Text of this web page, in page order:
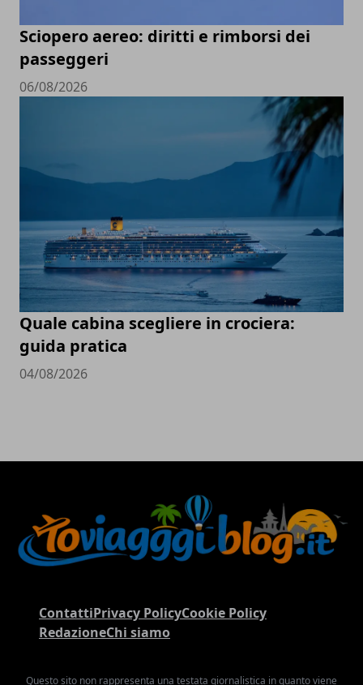
Sciopero aereo: diritti e rimborsi dei
passeggeri
06/08/2026
Quale cabina scegliere in crociera:
guida pratica
04/08/2026
ContattiPrivacy PolicyCookie Policy
RedazioneChi siamo
Questo sito non rappresenta una testata giornalistica in quanto viene